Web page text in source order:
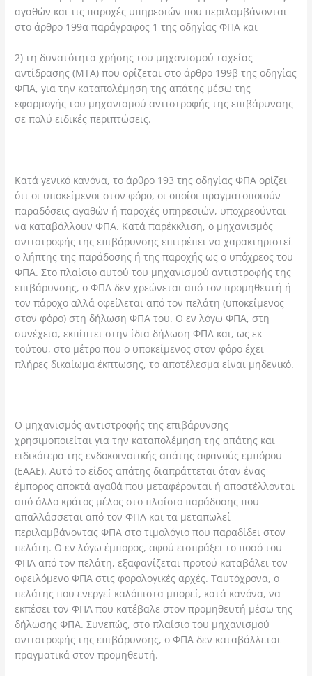
αγαθών και τις παροχές υπηρεσιών που περιλαμβάνονται
στο άρθρο 199α παράγραφος 1 της οδηγίας ΦΠΑ και
2) τη δυνατότητα χρήσης του μηχανισμού ταχείας
αντίδρασης (ΜΤΑ) που ορίζεται στο άρθρο 199β της οδηγίας
ΦΠΑ, για την καταπολέμηση της απάτης μέσω της
εφαρμογής του μηχανισμού αντιστροφής της επιβάρυνσης
σε πολύ ειδικές περιπτώσεις.
Κατά γενικό κανόνα, το άρθρο 193 της οδηγίας ΦΠΑ ορίζει
ότι οι υποκείμενοι στον φόρο, οι οποίοι πραγματοποιούν
παραδόσεις αγαθών ή παροχές υπηρεσιών, υποχρεούνται
να καταβάλλουν ΦΠΑ. Κατά παρέκκλιση, ο μηχανισμός
αντιστροφής της επιβάρυνσης επιτρέπει να χαρακτηριστεί
ο λήπτης της παράδοσης ή της παροχής ως ο υπόχρεος του
ΦΠΑ. Στο πλαίσιο αυτού του μηχανισμού αντιστροφής της
επιβάρυνσης, ο ΦΠΑ δεν χρεώνεται από τον προμηθευτή ή
τον πάροχο αλλά οφείλεται από τον πελάτη (υποκείμενος
στον φόρο) στη δήλωση ΦΠΑ του. Ο εν λόγω ΦΠΑ, στη
συνέχεια, εκπίπτει στην ίδια δήλωση ΦΠΑ και, ως εκ
τούτου, στο μέτρο που ο υποκείμενος στον φόρο έχει
πλήρες δικαίωμα έκπτωσης, το αποτέλεσμα είναι μηδενικό.
Ο μηχανισμός αντιστροφής της επιβάρυνσης
χρησιμοποιείται για την καταπολέμηση της απάτης και
ειδικότερα της ενδοκοινοτικής απάτης αφανούς εμπόρου
(ΕΑΑΕ). Αυτό το είδος απάτης διαπράττεται όταν ένας
έμπορος αποκτά αγαθά που μεταφέρονται ή αποστέλλονται
από άλλο κράτος μέλος στο πλαίσιο παράδοσης που
απαλλάσσεται από τον ΦΠΑ και τα μεταπωλεί
περιλαμβάνοντας ΦΠΑ στο τιμολόγιο που παραδίδει στον
πελάτη. Ο εν λόγω έμπορος, αφού εισπράξει το ποσό του
ΦΠΑ από τον πελάτη, εξαφανίζεται προτού καταβάλει τον
οφειλόμενο ΦΠΑ στις φορολογικές αρχές. Ταυτόχρονα, ο
πελάτης που ενεργεί καλόπιστα μπορεί, κατά κανόνα, να
εκπέσει τον ΦΠΑ που κατέβαλε στον προμηθευτή μέσω της
δήλωσης ΦΠΑ. Συνεπώς, στο πλαίσιο του μηχανισμού
αντιστροφής της επιβάρυνσης, ο ΦΠΑ δεν καταβάλλεται
πραγματικά στον προμηθευτή.